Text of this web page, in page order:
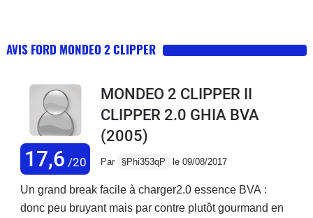
AVIS FORD MONDEO 2 CLIPPER
17,6 /20
MONDEO 2 CLIPPER II
CLIPPER 2.0 GHIA BVA
(2005)
Par §Phi353qP le 09/08/2017
Un grand break facile à charger2.0 essence BVA :
donc peu bruyant mais par contre plutôt gourmand en